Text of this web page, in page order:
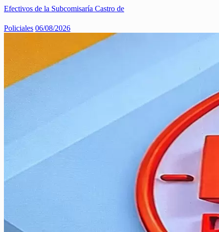
Efectivos de la Subcomisaría Castro de
Policiales 06/08/2026